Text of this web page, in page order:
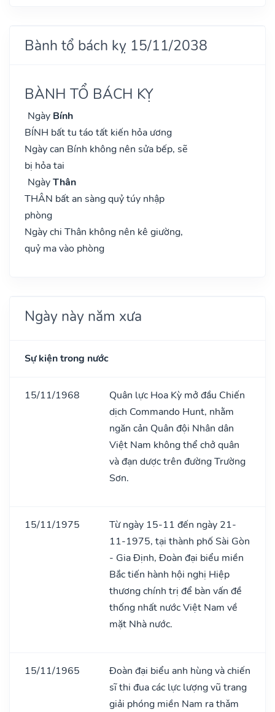
Bành tổ bách kỵ 15/11/2038
BÀNH TỔ BÁCH KỴ
Ngày Bính
BÍNH bất tu táo tất kiến hỏa ương
Ngày can Bính không nên sửa bếp, sẽ
bị hỏa tai
NgàyThân
THÂN bất an sàng quỷ túy nhập
phòng
Ngày chi Thân không nên kê giường,
quỷ ma vào phòng
Ngày này năm xưa
Sự kiện trong nước
15/11/1968
Quân lực Hoa Kỳ mở đầu Chiến
dịch Commando Hunt, nhằm
ngăn cản Quân đội Nhân dân
Việt Nam không thể chở quân
và đạn dược trên đường Trường
Sơn.
15/11/1975
Từ ngày 15-11 đến ngày 21-
11-1975, tại thành phố Sài Gòn
- Gia Định, Đoàn đại biểu miền
Bắc tiến hành hội nghị Hiệp
thương chính trị để bàn vấn đề
thống nhất nước Việt Nam về
mặt Nhà nước.
15/11/1965
Đoàn đại biểu anh hùng và chiến
sĩ thi đua các lực lượng vũ trang
giải phóng miền Nam ra thǎm